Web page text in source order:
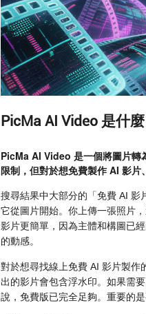
PicMa AI Video 是什
PicMa AI Video 是一個將圖片轉
限制，但對於想免費製作 AI 影片
搜尋結果中大部分的「免費 AI 影
它從圖片開始。你上傳一張照片
影片更簡單，因為主體和構圖已
的動感。
對於想尋找線上免費 AI 影片製作
出的影片會包含浮水印。如果需
說，免費版已完全足夠。重要的